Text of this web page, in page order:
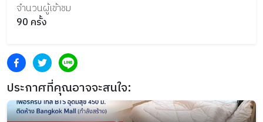
จำนวนผู้เข้าชม
90 ครั้ง
ประกาศที่คุณอาจจะสนใจ: